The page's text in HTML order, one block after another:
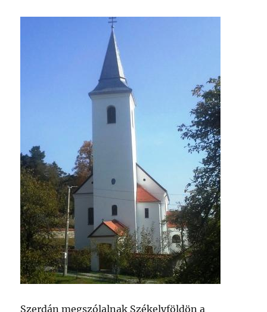
Szerdán megszólalnak Székelyföldön a